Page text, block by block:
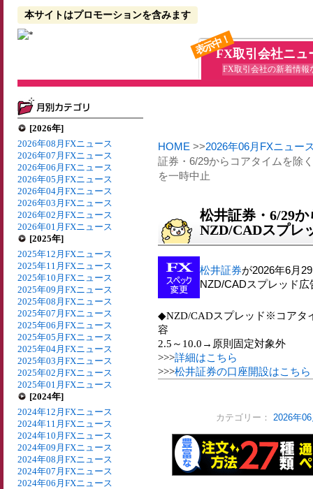
本サイトはプロモーションを含みます
表示中！FX取引会社ニュ
FX取引会社の新着情報
[2026年]
2026年08月FXニュース
2026年07月FXニュース
2026年06月FXニュース
2026年05月FXニュース
2026年04月FXニュース
2026年03月FXニュース
2026年02月FXニュース
2026年01月FXニュース
[2025年]
2025年12月FXニュース
2025年11月FXニュース
2025年10月FXニュース
2025年09月FXニュース
2025年08月FXニュース
2025年07月FXニュース
2025年06月FXニュース
2025年05月FXニュース
2025年04月FXニュース
2025年03月FXニュース
2025年02月FXニュース
2025年01月FXニュース
[2024年]
2024年12月FXニュース
2024年11月FXニュース
2024年10月FXニュース
2024年09月FXニュース
2024年08月FXニュース
2024年07月FXニュース
2024年06月FXニュース
HOME >>2026年06月FXニュー
証券・6/29からコアタイムを除
を一時中止
松井証券・6/29
NZD/CADスプレ
松井証券が2026年6月
NZD/CADスプレッド
◆NZD/CADスプレッド※コアタ
容
2.5～10.0→原則固定対象外
>>>詳細はこちら
>>>松井証券の口座開設はこちら
カテゴリー： 2026年